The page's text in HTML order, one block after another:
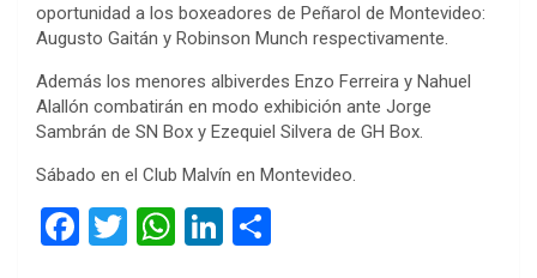
oportunidad a los boxeadores de Peñarol de Montevideo:
Augusto Gaitán y Robinson Munch respectivamente.
Además los menores albiverdes Enzo Ferreira y Nahuel
Alallón combatirán en modo exhibición ante Jorge
Sambrán de SN Box y Ezequiel Silvera de GH Box.
Sábado en el Club Malvín en Montevideo.
F
T
W Li